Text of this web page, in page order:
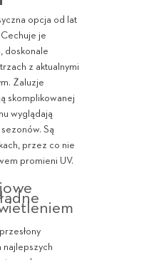
opcja od lat
je
doskonale
z aktualnymi
Żaluzje
skomplikowanej
wyglądają
Są
przez co nie
promieni UV.
najlepszych